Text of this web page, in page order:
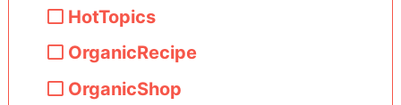
HotTopics
OrganicRecipe
OrganicShop